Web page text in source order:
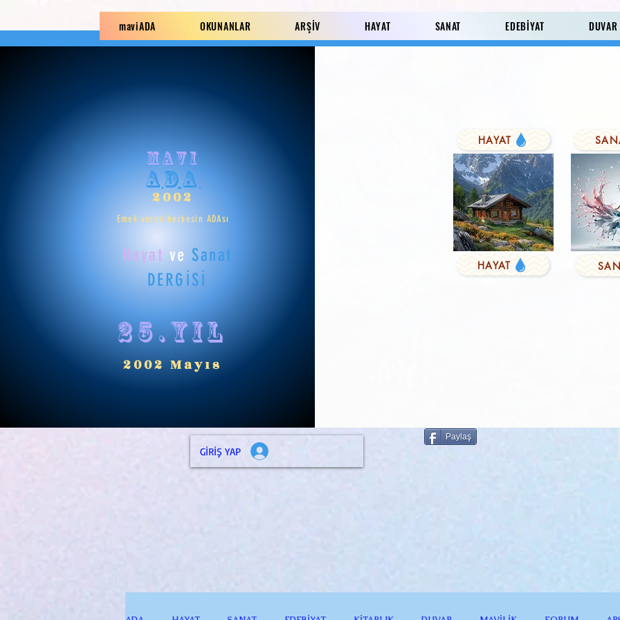
maviADA OKUNANLAR ARŞİV HAYAT SANAT EDEBİYAT DUVAR
GİRİŞ YAP
Paylaş
Paylaş
mavi
ADA
2002
Hayat ve Sanat
DERGİSİ
Emek veren herkesin ADAsı
25.yıl
2002 Mayıs
HAYAT
HAYAT